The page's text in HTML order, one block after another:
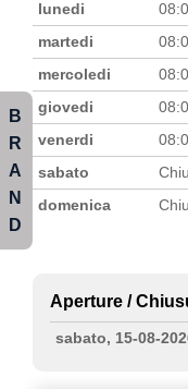
lunedi
martedi
mercoledi
giovedi
venerdi
sabato
domenica
Aperture /
sabato, 15-08-
B
R
A
N
D